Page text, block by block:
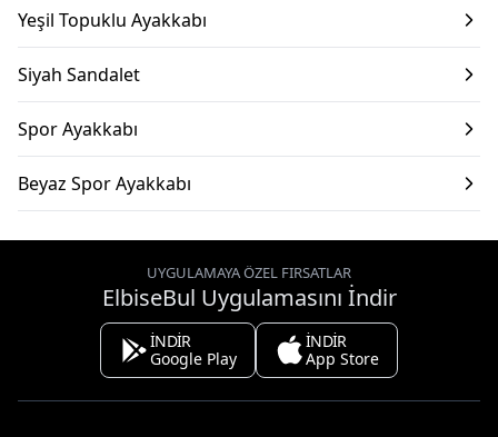
Yeşil Topuklu Ayakkabı
Siyah Sandalet
Spor Ayakkabı
Beyaz Spor Ayakkabı
UYGULAMAYA ÖZEL FIRSATLAR
ElbiseBul Uygulamasını İndir
İNDİR
Google Play
İNDİR
App Store